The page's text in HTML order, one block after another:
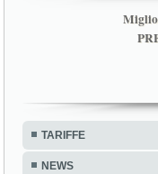
TARIFFE
NEWS